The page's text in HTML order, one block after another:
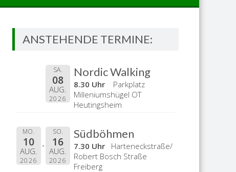
ANSTEHENDE TERMINE:
SA.
08
AUG.
2026
Nordic Walking
8.30 Uhr
Parkplatz
Milleniumshügel OT
Heutingsheim
MO.
10
AUG.
2026
SO.
16
AUG.
2026
Südböhmen
7.30 Uhr
Harteneckstraße/
Robert Bosch Straße
Freiberg